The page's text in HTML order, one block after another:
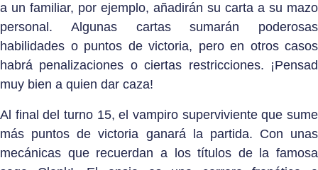
a un familiar, por ejemplo, añadirán su carta a su mazo
personal. Algunas cartas sumarán poderosas
habilidades o puntos de victoria, pero en otros casos
habrá penalizaciones o ciertas restricciones. ¡Pensad
muy bien a quien dar caza!
Al final del turno 15, el vampiro superviviente que sume
más puntos de victoria ganará la partida. Con unas
mecánicas que recuerdan a los títulos de la famosa